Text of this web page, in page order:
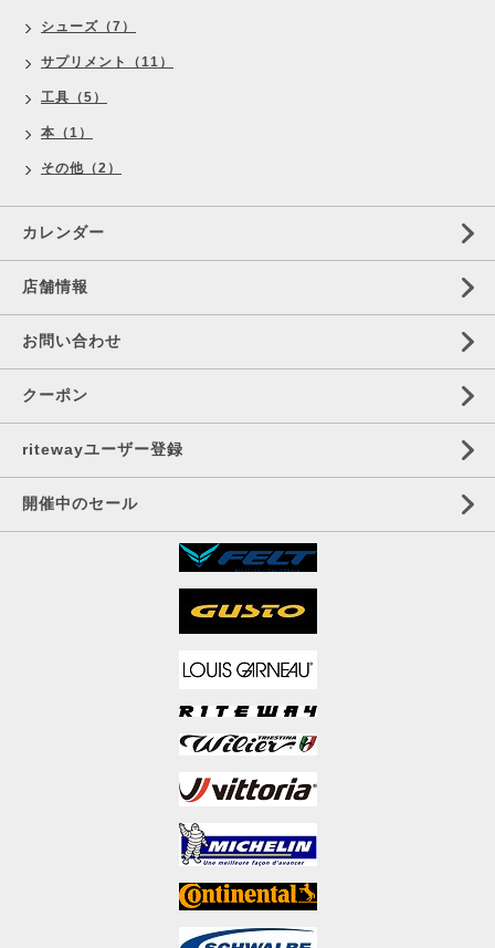
シューズ（7）
サプリメント（11）
工具（5）
本（1）
その他（2）
カレンダー
店舗情報
お問い合わせ
クーポン
ritewayユーザー登録
開催中のセール